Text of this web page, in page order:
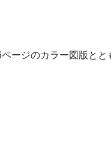
ージのカラー図版と